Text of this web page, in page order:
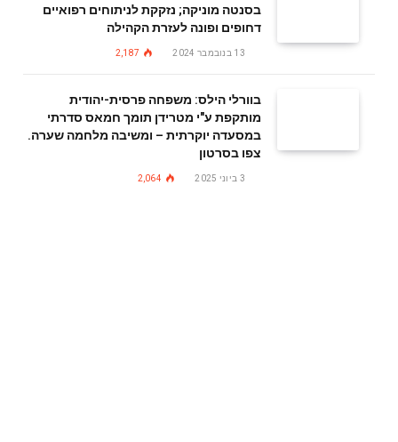
בסנטה מוניקה; נזקקת לניתוחים רפואיים
דחופים ופונה לעזרת הקהילה
13 בנובמבר 2024 2,187
בוורלי הילס: משפחה פרסית-יהודית
מותקפת ע"י מטרידן תומך חמאס סדרתי
במסעדה יוקרתית – ומשיבה מלחמה שערה.
צפו בסרטון
3 ביוני 2025 2,064